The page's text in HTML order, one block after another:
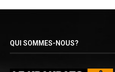
QUI SOMMES-NOUS?